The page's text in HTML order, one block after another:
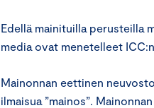
Edellä mainituilla perusteilla
media ovat menetelleet
Mainonnan eettinen
ilmaisua ”mainos”.